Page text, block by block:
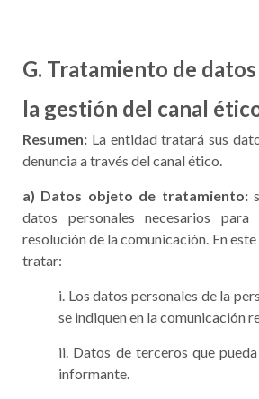
G. Tratamiento de
la gestión del canal
Resumen: La entidad tratará sus
denuncia a través del canal ético.
a) Datos objeto de tratamiento:
datos personales necesarios
resolución de la comunicación. En
tratar:
i. Los datos personales de la
se indiquen en la comunicación
ii. Datos de terceros que
informante.